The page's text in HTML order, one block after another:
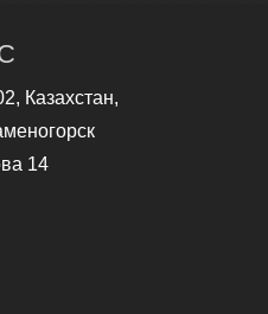
Казахстан,
14